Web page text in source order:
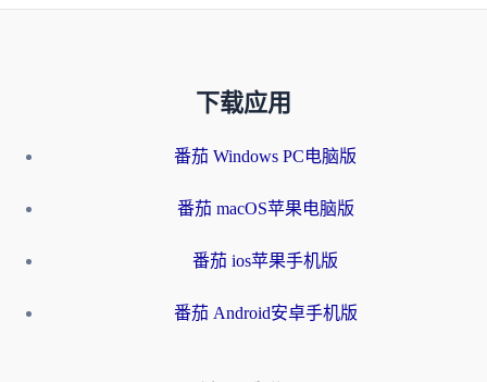
下载应用
番茄 Windows PC电脑版
番茄 macOS苹果电脑版
番茄 ios苹果手机版
番茄 Android安卓手机版